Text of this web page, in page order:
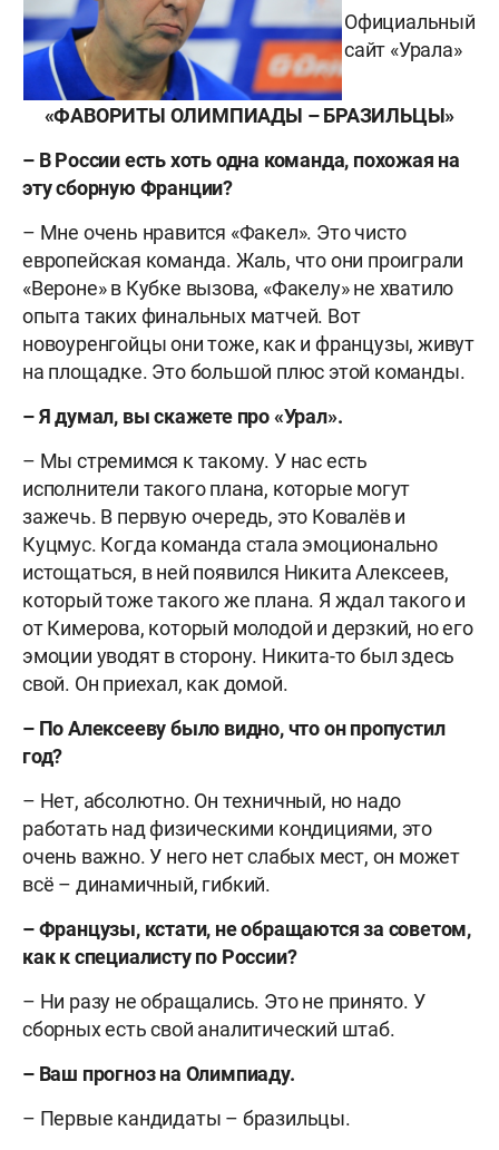
Официальный
сайт «Урала»
«ФАВОРИТЫ ОЛИМПИАДЫ – БРАЗИЛЬЦЫ»
– В России есть хоть одна команда, похожая на
эту сборную Франции?
– Мне очень нравится «Факел». Это чисто
европейская команда. Жаль, что они проиграли
«Вероне» в Кубке вызова, «Факелу» не хватило
опыта таких финальных матчей. Вот
новоуренгойцы они тоже, как и французы, живут
на площадке. Это большой плюс этой команды.
– Я думал, вы скажете про «Урал».
– Мы стремимся к такому. У нас есть
исполнители такого плана, которые могут
зажечь. В первую очередь, это Ковалёв и
Куцмус. Когда команда стала эмоционально
истощаться, в ней появился Никита Алексеев,
который тоже такого же плана. Я ждал такого и
от Кимерова, который молодой и дерзкий, но его
эмоции уводят в сторону. Никита-то был здесь
свой. Он приехал, как домой.
– По Алексееву было видно, что он пропустил
год?
– Нет, абсолютно. Он техничный, но надо
работать над физическими кондициями, это
очень важно. У него нет слабых мест, он может
всё – динамичный, гибкий.
– Французы, кстати, не обращаются за советом,
как к специалисту по России?
– Ни разу не обращались. Это не принято. У
сборных есть свой аналитический штаб.
– Ваш прогноз на Олимпиаду.
– Первые кандидаты – бразильцы.